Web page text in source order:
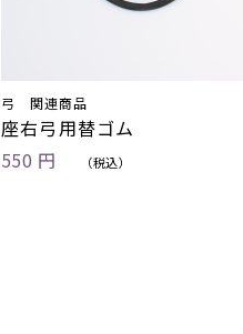
弓 関連商品
座右弓用替ゴム
550 円
（税込）